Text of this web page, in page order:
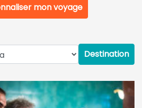
mon voyage
Destination